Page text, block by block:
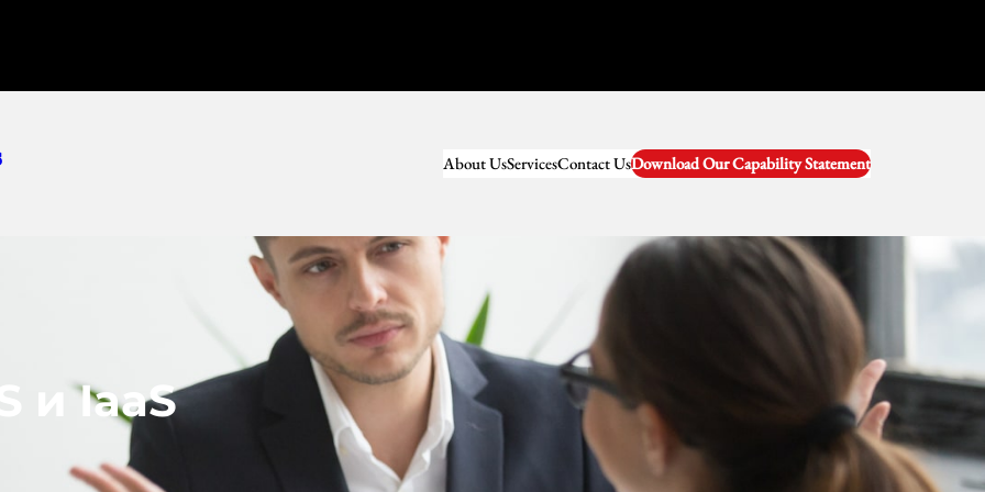
About UsServicesContact UsDownload Our Capability Statement
и IaaS